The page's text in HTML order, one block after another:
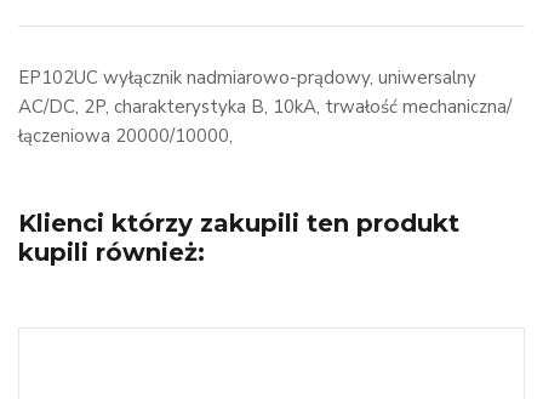
EP102UC wyłącznik nadmiarowo-prądowy, uniwersalny
AC/DC, 2P, charakterystyka B, 10kA, trwałość mechaniczna/
łączeniowa 20000/10000,
Klienci którzy zakupili ten produkt
kupili również: